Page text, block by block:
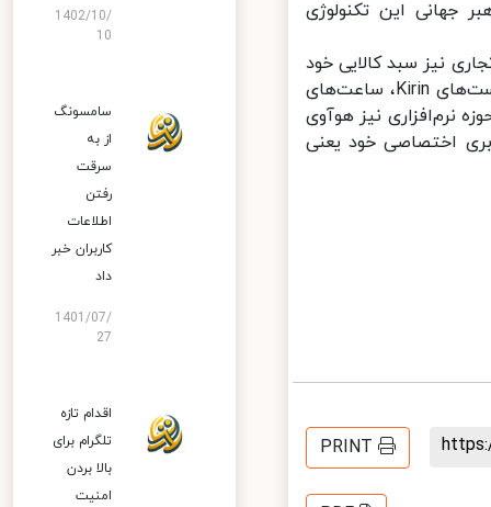
این تکنولوژی
نیز سبد کالایی خود
را متنوع کرده است. جدا از گوشی‌های هوشمند، هوآوی در حوزه تولید چیپست‌های Kirin، ساعت‌های
نرم‌افزاری نیز هوآوی
اختصاصی خود یعنی
PRINT
1402/10/
10
سامسونگ
از به
سرقت
رفتن
اطلاعات
کاربران خبر
داد
1401/07/
27
اقدام تازه
تلگرام برای
بالا بردن
امنیت